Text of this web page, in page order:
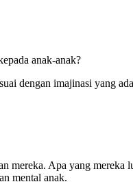
anak-anak?
dengan imajinasi yang
mereka. Apa yang mereka
mental anak.